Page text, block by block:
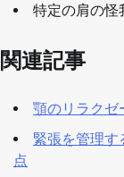
特定の肩の怪
関連記事
顎のリラクゼ
緊張を管理す
点